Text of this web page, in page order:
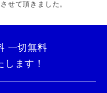
せて頂きました。
一切無料
します！